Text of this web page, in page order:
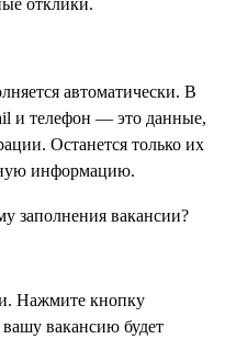
автоматически. В
и телефон — это данные,
Останется только их
информацию.
Нажмите кнопку
вакансию будет